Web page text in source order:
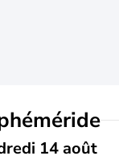
14 août